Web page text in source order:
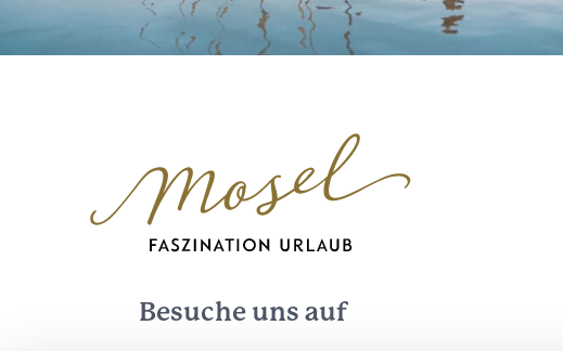
Besuche uns auf